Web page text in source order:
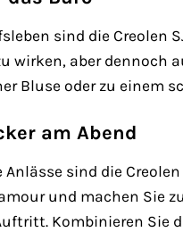
sind die Creolen
wirken, aber dennoch
Bluse oder zu einem
am Abend
Anlässe sind die
und machen Sie
Kombinieren Sie